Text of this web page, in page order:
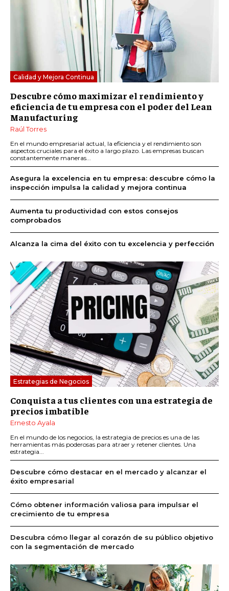
Calidad y Mejora Continua
Descubre cómo maximizar el rendimiento y
eficiencia de tu empresa con el poder del Lean
Manufacturing
Raúl Torres
En el mundo empresarial actual, la eficiencia y el rendimiento son
aspectos cruciales para el éxito a largo plazo. Las empresas buscan
constantemente maneras...
Asegura la excelencia en tu empresa: descubre cómo la
inspección impulsa la calidad y mejora continua
Aumenta tu productividad con estos consejos
comprobados
Alcanza la cima del éxito con tu excelencia y perfección
Estrategias de Negocios
Conquista a tus clientes con una estrategia de
precios imbatible
Ernesto Ayala
En el mundo de los negocios, la estrategia de precios es una de las
herramientas más poderosas para atraer y retener clientes. Una
estrategia...
Descubre cómo destacar en el mercado y alcanzar el
éxito empresarial
Cómo obtener información valiosa para impulsar el
crecimiento de tu empresa
Descubra cómo llegar al corazón de su público objetivo
con la segmentación de mercado